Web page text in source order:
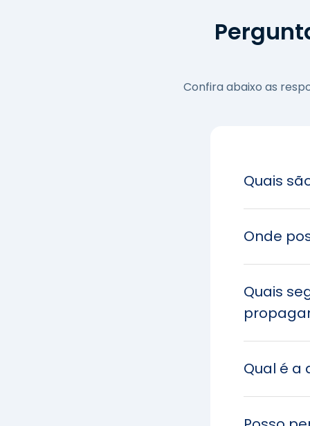
Confira abaixo as
Quais
Onde
Quais
Qual é a